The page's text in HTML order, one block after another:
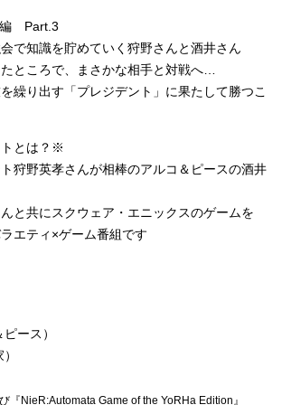
編 Part.3
で知識を貯めていく狩野さんと酒井さん
ところで、まさかな相手と対戦へ…
繰り出す「プレジデント」に果たして勝つこ
とは？※
狩野英孝さんが相棒のアルコ＆ピースの酒井
と共にスクウェア・エニックスのゲームを
エティ×ゲーム番組です
ース）
『NieR:Automata Game of the YoRHa Edition』